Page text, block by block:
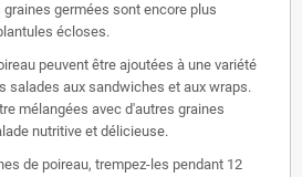
germées sont encore plus
écloses.
peuvent être ajoutées à une variété
salades aux sandwiches et aux wraps.
mélangées avec d'autres graines
nutritive et délicieuse.
de poireau, trempez-les pendant 12